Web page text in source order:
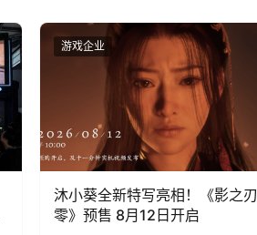
游戏企业
沐小葵全新特写亮相！《影之刃
零》预售 8月12日开启